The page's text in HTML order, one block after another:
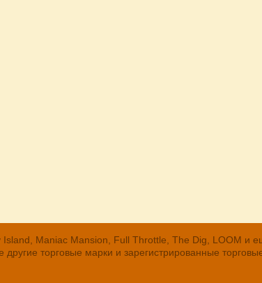
Island, Maniac Mansion, Full Throttle, The Dig, LOOM и
другие торговые марки и зарегистрированные